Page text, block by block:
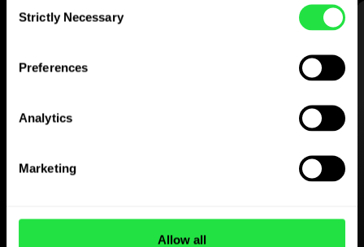
Selection
Strictly Necessary
Preferences
Analytics
Marketing
Allow all
STEG 1
ZEN.COM-appen gratis
och registrera dig på några